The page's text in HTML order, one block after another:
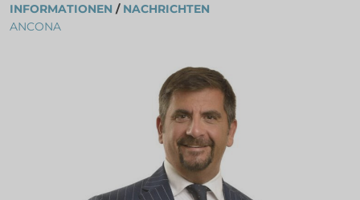
INFORMATIONEN / NACHRICHTEN
ANCONA